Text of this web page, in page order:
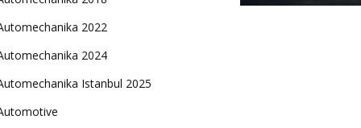
2022
2024
Istanbul 2025